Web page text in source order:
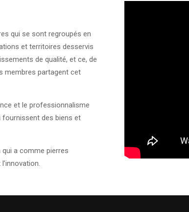
qui se sont regroupés en
et territoires desservis
de qualité, et ce, de
membres partagent cet
et le professionnalisme
fournissent des biens et
qui a comme pierres